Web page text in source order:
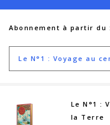
Abonnement à partir du :
Le N°1 : Voyage au
Le N°1 :
la Terre